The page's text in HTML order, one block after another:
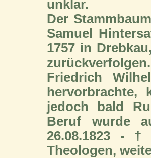
unklar.
Der
Samuel
1757 in
Friedrich
jedoch bald
Beruf wurde
26.08.1823 - †
Theologen,